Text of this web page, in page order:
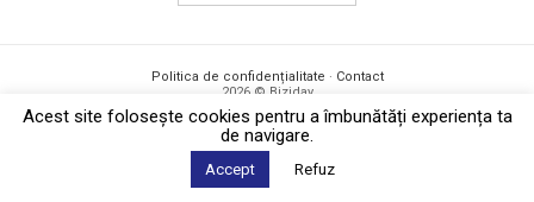
Politica de confidențialitate · Contact
2026 © Biziday
Acest site foloseşte cookies pentru a îmbunătăți experiența ta
de navigare.
Accept Refuz